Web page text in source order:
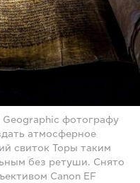
фотографу
атмосферное
свиток Торы таким
без ретуши. Снято
Canon EF